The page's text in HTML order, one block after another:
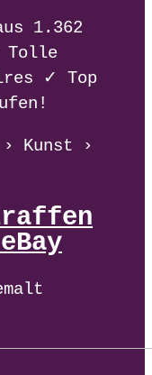
1.362
Tolle
✓ Top
Kunst ›